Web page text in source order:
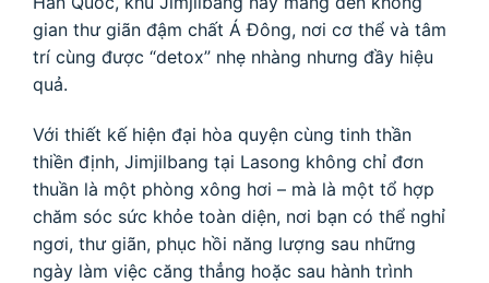
gian thư giãn đậm chất Á Đông, nơi cơ thể và tâm
trí cùng được “detox” nhẹ nhàng nhưng đầy hiệu
quả.
Với thiết kế hiện đại hòa quyện cùng tinh thần
thiền định, Jimjilbang tại Lasong không chỉ đơn
thuần là một phòng xông hơi – mà là một tổ hợp
chăm sóc sức khỏe toàn diện, nơi bạn có thể nghỉ
ngơi, thư giãn, phục hồi năng lượng sau những
ngày làm việc căng thẳng hoặc sau hành trình